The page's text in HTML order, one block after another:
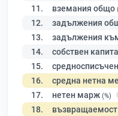
11. вземания общо
12. задължения
13. задължения
14. собствен
15.
16. средна нетна
17. нетен марж (%)
18. възвращаемост